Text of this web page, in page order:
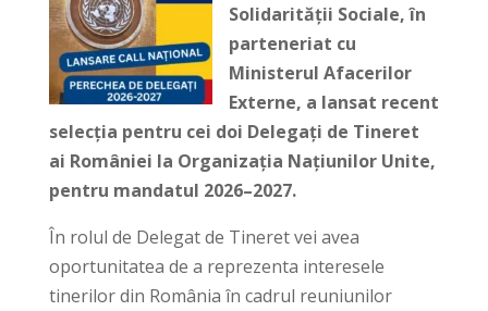
Solidarității Sociale, în
parteneriat cu
Ministerul Afacerilor
Externe, a lansat recent
selecția pentru cei doi Delegați de Tineret
ai României la Organizația Națiunilor Unite,
pentru mandatul 2026–2027.
În rolul de Delegat de Tineret vei avea
oportunitatea de a reprezenta interesele
tinerilor din România în cadrul reuniunilor